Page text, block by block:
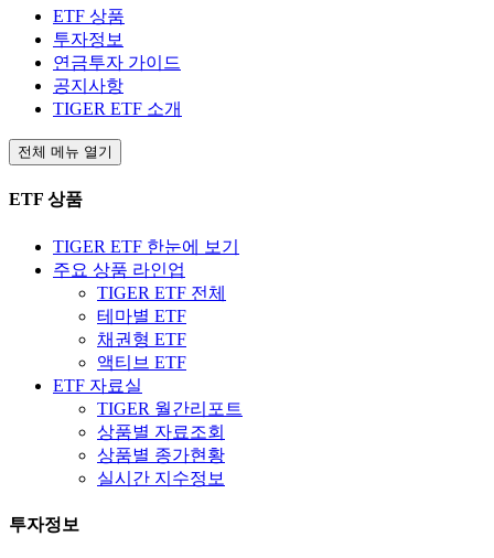
ETF 상품
투자정보
연금투자 가이드
공지사항
TIGER ETF 소개
전체 메뉴 열기
ETF 상품
TIGER ETF 한눈에 보기
주요 상품 라인업
TIGER ETF 전체
테마별 ETF
채권형 ETF
액티브 ETF
ETF 자료실
TIGER 월간리포트
상품별 자료조회
상품별 종가현황
실시간 지수정보
투자정보